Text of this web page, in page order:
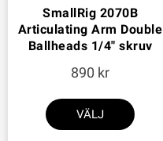
SmallRig 2070B
Articulating Arm Double
Ballheads 1/4" skruv
890
VÄLJ